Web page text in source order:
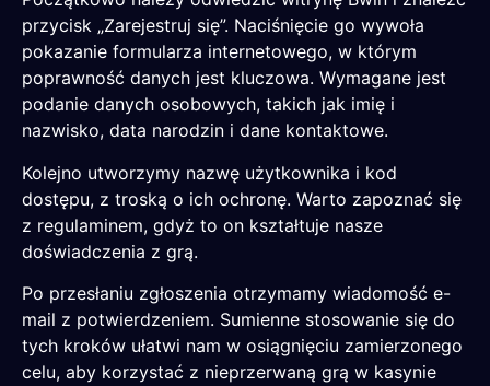
przycisk „Zarejestruj się”. Naciśnięcie go wywoła
pokazanie formularza internetowego, w którym
poprawność danych jest kluczowa. Wymagane jest
podanie danych osobowych, takich jak imię i
nazwisko, data narodzin i dane kontaktowe.
Kolejno utworzymy nazwę użytkownika i kod
dostępu, z troską o ich ochronę. Warto zapoznać się
z regulaminem, gdyż to on kształtuje nasze
doświadczenia z grą.
Po przesłaniu zgłoszenia otrzymamy wiadomość e-
mail z potwierdzeniem. Sumienne stosowanie się do
tych kroków ułatwi nam w osiągnięciu zamierzonego
celu, aby korzystać z nieprzerwaną grą w kasynie